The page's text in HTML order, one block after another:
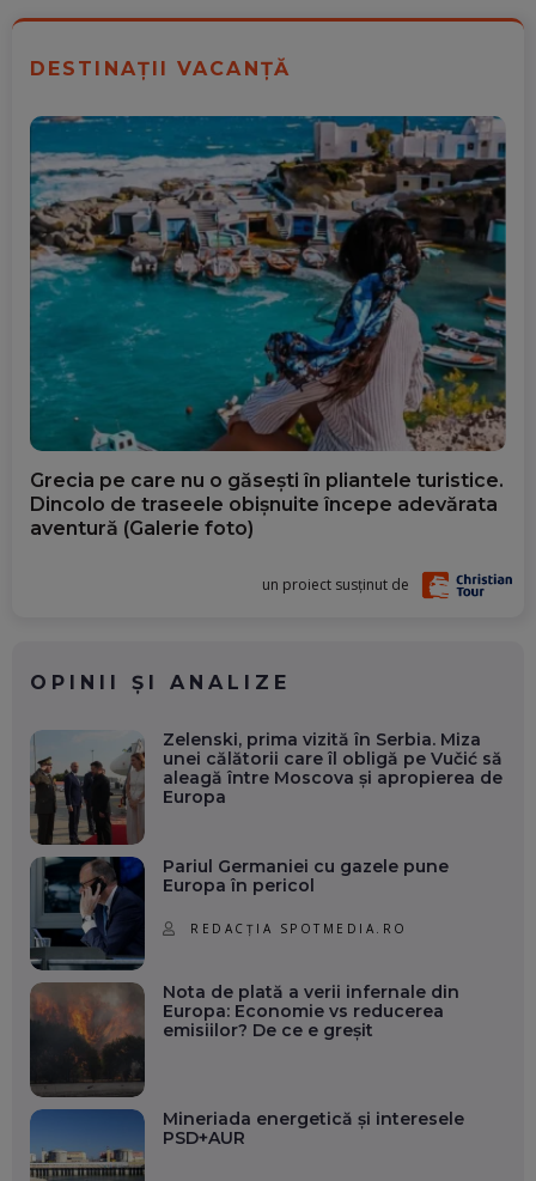
DESTINAȚII VACANȚĂ
Grecia pe care nu o găsești în pliantele turistice.
Dincolo de traseele obișnuite începe adevărata
aventură (Galerie foto)
un proiect susținut de
OPINII ȘI ANALIZE
Zelenski, prima vizită în Serbia. Miza
unei călătorii care îl obligă pe Vučić să
aleagă între Moscova și apropierea de
Europa
Pariul Germaniei cu gazele pune
Europa în pericol
REDACȚIA SPOTMEDIA.RO
Nota de plată a verii infernale din
Europa: Economie vs reducerea
emisiilor? De ce e greșit
Mineriada energetică și interesele
PSD+AUR